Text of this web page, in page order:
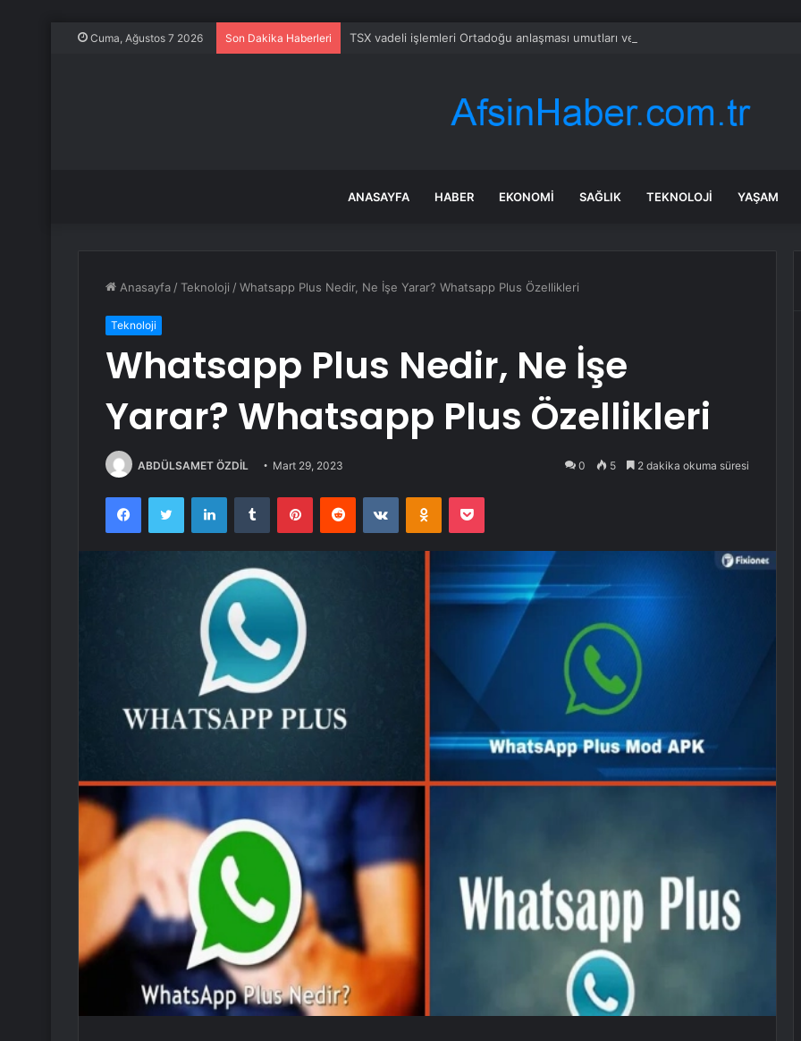
Cuma, Ağustos 7 2026 Son Dakika Haberleri TSX vadeli işlemleri Ortadoğu anlaşması umutları ve yapay zeka endişeleriyle sakin
ANASAYFA HABER EKONOMI SAĞLIK TEKNOLOJI YAŞAM
Anasayfa /Teknoloji /Whatsapp Plus Nedir, Ne İşe Yarar? Whatsapp Plus Özellikleri
Teknoloji
Whatsapp Plus Nedir, Ne İşe
Yarar? Whatsapp Plus Özellikleri
ABDÜLSAMET ÖZDİL Mart 29, 2023 0 5 2 dakika okuma süresi
FacebookTwitter LinkedInTumblr PinterestReddit VKontakteOdnoklassniki
Pocket